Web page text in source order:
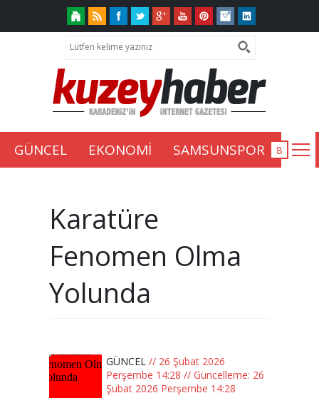
GÜNCEL EKONOMİ SAMSUNSPOR
Karatüre
Fenomen Olma
Yolunda
GÜNCEL // 26 Şubat 2026
Perşembe 14:28 // Güncelleme: 26
Şubat 2026 Perşembe 14:28